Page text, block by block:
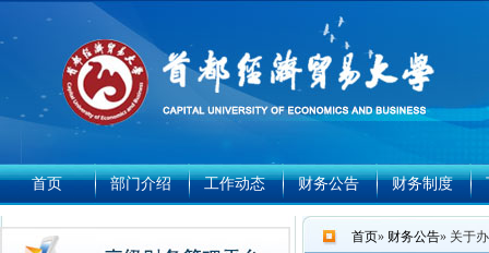
首页 部门介绍 工作动态 财务公告 财务制度
首页» 财务公告» 关于